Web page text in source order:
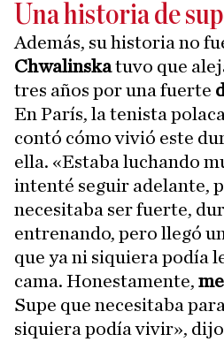
Una historia de
Además, su historia no
Chwalinskatuvo que
tres años por una fuerte
En París, la tenista
contó cómo vivió este
ella. «Estaba luchando
intenté seguir adelante,
necesitaba ser fuerte,
entrenando, pero llegó
que ya ni siquiera podía
cama. Honestamente,
Supe que necesitaba
siquiera podía vivir», dijo